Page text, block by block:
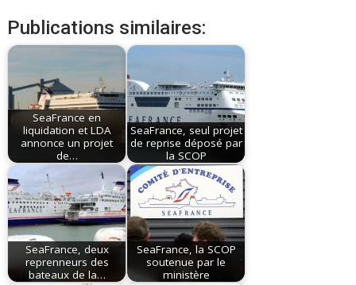
Publications similaires:
SeaFrance en
liquidation et LDA
annonce un projet
de…
SeaFrance, seul projet
de reprise déposé par
la SCOP
SeaFrance, deux
reprenneurs des
bateaux de la…
SeaFrance, la SCOP
soutenue par le
ministère